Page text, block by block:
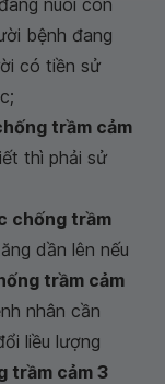
nuôi con
bệnh đang
có tiền sử
trầm cảm
thì phải sử
chống trầm
dần lên nếu
trầm cảm
nhân cần
liều lượng
trầm cảm 3